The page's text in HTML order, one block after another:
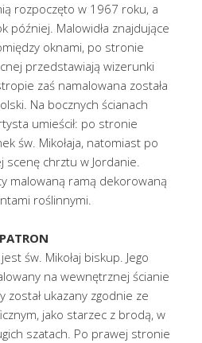
rozpoczęto w 1967 roku, a
później. Malowidła znajdujące
oknami, po stronie
przedstawiają wizerunki
zaś namalowana została
Na bocznych ścianach
umieścił: po stronie
św. Mikołaja, natomiast po
scenę chrztu w Jordanie.
malowaną ramą dekorowaną
roślinnymi.
PATRON
św. Mikołaj biskup. Jego
na wewnętrznej ścianie
został ukazany zgodnie ze
jako starzec z brodą, w
szatach. Po prawej stronie